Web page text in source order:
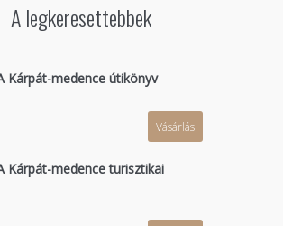
A legkeresettebbek
Kárpát-medence útikönyv
Vásárlás
Kárpát-medence turisztikai